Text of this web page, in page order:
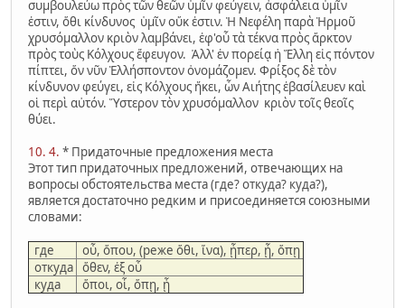
συμβουλεύω πρὸς τῶν θεῶν ὑμῖν φεύγειν, ἀσφάλεια ὑμῖν
ἐστιν, ὅθι κίνδυνος ὑμῖν οὔκ ἐστιν. Ἡ Νεφέλη παρὰ Ἡρμοῦ
χρυσόμαλλον κριὸν λαμβάνει, ἐφ'οὗ τὰ τέκνα πρὸς ἄρκτον
πρὸς τοὺς Κόλχους ἔφευγον. Ἀλλ' ἐν πορείᾳ ἡ Ἕλλη εἰς πόντον
πίπτει, ὅν νῦν Ἑλλήσποντον ὀνομάζομεν. Φρίξος δὲ τὸν
κίνδυνον φεύγει, εἰς Κόλχους ἥκει, ὧν Αιήτης ἐβασίλευεν καὶ
οἱ περὶ αὐτόν. Ὕστερον τὸν χρυσόμαλλον κριὸν τοῖς θεοῖς
θύει.
10. 4. * Придаточные предложения места
Этот тип придаточных предложений, отвечающих на
вопросы обстоятельства места (где? откуда? куда?),
является достаточно редким и присоединяется союзными
словами:
где
οὗ, ὅπου, (реже ὅθι, ἵνα), ᾗπερ, ᾗ, ὅπῃ
откуда ὅθεν, ἐξ οὗ
куда
ὅποι, οἷ, ὅπῃ, ᾗ